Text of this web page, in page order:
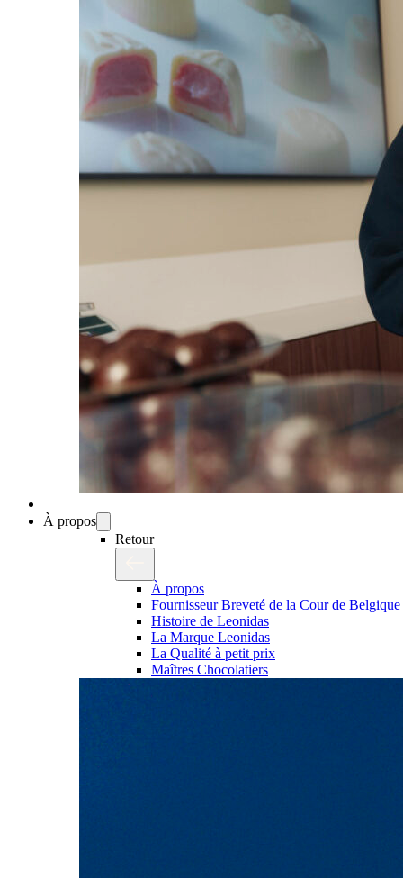
À propos
Retour
À propos
Fournisseur Breveté de la Cour de Belgique
Histoire de Leonidas
La Marque Leonidas
La Qualité à petit prix
Maîtres Chocolatiers